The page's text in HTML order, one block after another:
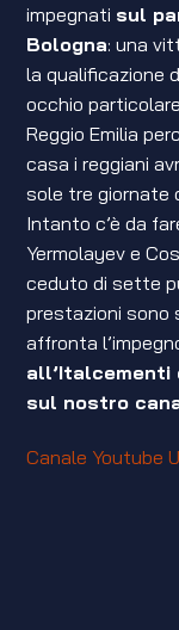
impegnati sul
Bologna: una
la qualificazione
occhio
Reggio Emilia
casa i reggiani
sole tre giornate
Intanto c’è da
Yermolayev e
ceduto di sette
prestazioni sono
affronta
sul nostro
Canale Youtube